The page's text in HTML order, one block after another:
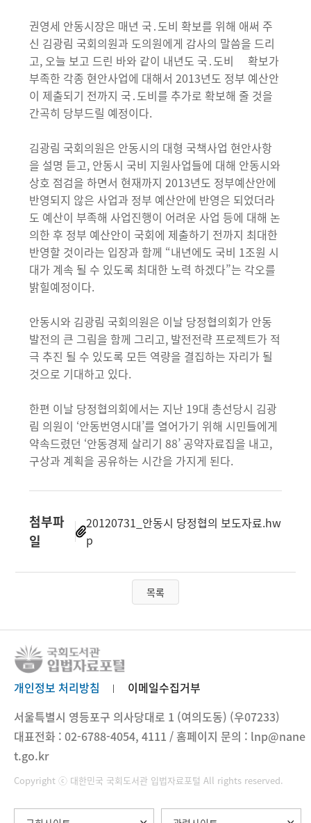
권영세 안동시장은 매년 국․도비 확보를 위해 애써 주
신 김광림 국회의원과 도의원에게 감사의 말씀을 드리
고, 오늘 보고 드린 바와 같이 내년도 국․도비 확보가
부족한 각종 현안사업에 대해서 2013년도 정부 예산안
이 제출되기 전까지 국․도비를 추가로 확보해 줄 것을
간곡히 당부드릴 예정이다.
김광림 국회의원은 안동시의 대형 국책사업 현안사항
을 설명 듣고, 안동시 국비 지원사업들에 대해 안동시와
상호 점검을 하면서 현재까지 2013년도 정부예산안에
반영되지 않은 사업과 정부 예산안에 반영은 되었더라
도 예산이 부족해 사업진행이 어려운 사업 등에 대해 논
의한 후 정부 예산안이 국회에 제출하기 전까지 최대한
반영할 것이라는 입장과 함께 “내년에도 국비 1조원 시
대가 계속 될 수 있도록 최대한 노력 하겠다”는 각오를
밝힐예정이다.
안동시와 김광림 국회의원은 이날 당정협의회가 안동
발전의 큰 그림을 함께 그리고, 발전전략 프로젝트가 적
극 추진 될 수 있도록 모든 역량을 결집하는 자리가 될
것으로 기대하고 있다.
한편 이날 당정협의회에서는 지난 19대 총선당시 김광
림 의원이 ‘안동번영시대’를 열어가기 위해 시민들에게
약속드렸던 ‘안동경제 살리기 88’ 공약자료집을 내고,
구상과 계획을 공유하는 시간을 가지게 된다.
첨부파
일
20120731_안동시 당정협의 보도자료.hw
p
목록
개인정보 처리방침
이메일수집거부
서울특별시 영등포구 의사당대로 1 (여의도동) (우07233)
대표전화 : 02-6788-4054, 4111 / 홈페이지 문의 : lnp@nane
t.go.kr
Copyright ⓒ 대한민국 국회도서관 입법자료포털 All rights reserved.